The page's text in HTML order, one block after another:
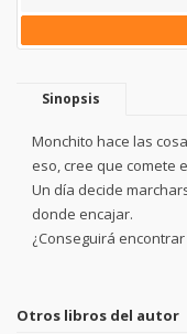
Sinopsis
Monchito hace las
eso, cree que comete
Un día decide
donde encajar.
¿Conseguirá
Otros libros del autor